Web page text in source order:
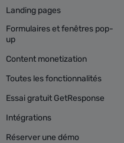
Landing pages
Formulaires et fenêtres pop-
up
Content monetization
Toutes les fonctionnalités
Essai gratuit GetResponse
Intégrations
Réserver une démo